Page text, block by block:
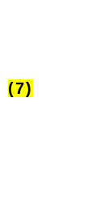
(7)